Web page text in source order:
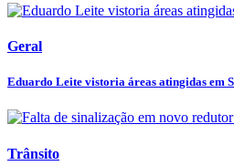
Geral
Eduardo Leite vistoria áreas atingidas em
Trânsito